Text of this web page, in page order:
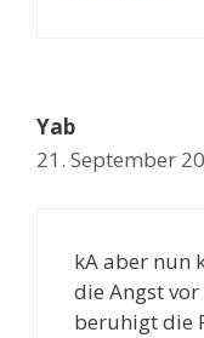
Yab
21. September
kA aber nun
die Angst
beruhigt die